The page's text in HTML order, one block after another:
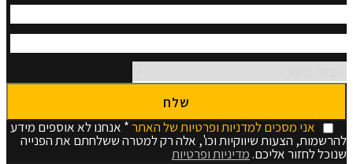
אני מסכים למדניות ופרטיות של האתר* אנחנו לא אוספים מידע
להרשמות, הצעות שיווקיות וכו', אלה רק למטרה ששלחתם את הפנייה
שנוכל לחזור אליכם.מדיניות ופרטיות